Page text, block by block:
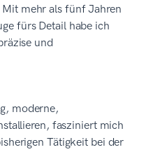
mehr als fünf Jahren
fürs Detail habe ich
und
moderne,
fasziniert mich
Tätigkeit bei der